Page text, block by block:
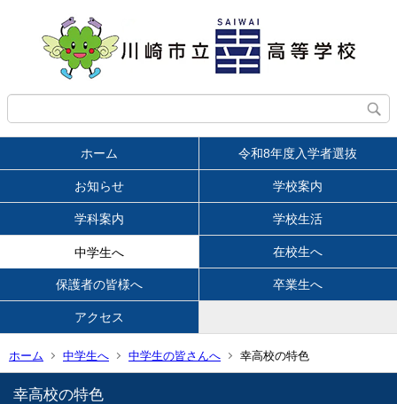
ホーム 令和8年度入学者選抜
お知らせ 学校案内
学科案内 学校生活
中学生へ 在校生へ
保護者の皆様へ 卒業生へ
アクセス
ホーム 中学生へ 中学生の皆さんへ 幸高校の特色
幸高校の特色